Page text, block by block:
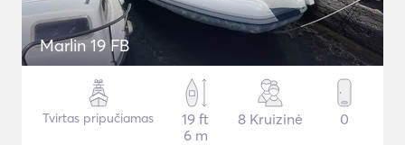
Marlin 19 FB
Tvirtas pripučiamas
19 ft
6 m
8 Kruizinė 0